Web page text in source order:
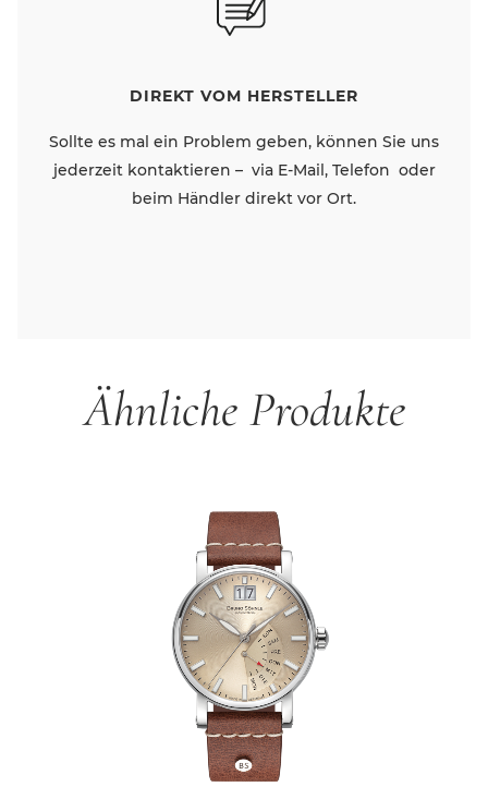
DIREKT VOM HERSTELLER
Sollte es mal ein Problem geben, können Sie uns
jederzeit kontaktieren – via E-Mail, Telefon oder
beim Händler direkt vor Ort.
Ähnliche Produkte